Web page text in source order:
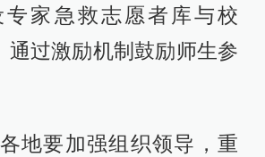
专家急救志愿者库与校
通过激励机制鼓励师生参
地要加强组织领导，重